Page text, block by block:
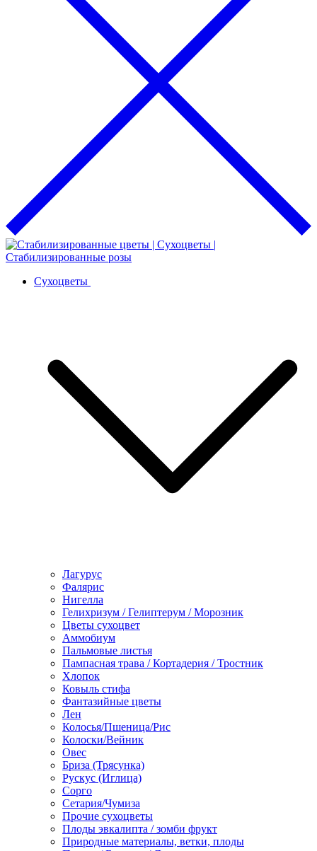
Сухоцветы
Лагурус
Фалярис
Нигелла
Гелихризум / Гелиптерум / Морозник
Цветы сухоцвет
Аммобиум
Пальмовые листья
Пампасная трава / Кортадерия / Тростник
Хлопок
Ковыль стифа
Фантазийные цветы
Лен
Колосья/Пшеница/Рис
Колоски/Вейник
Овес
Бриза (Трясунка)
Рускус (Иглица)
Сорго
Сетария/Чумиза
Прочие сухоцветы
Плоды эвкалипта / зомби фрукт
Природные материалы, ветки, плоды